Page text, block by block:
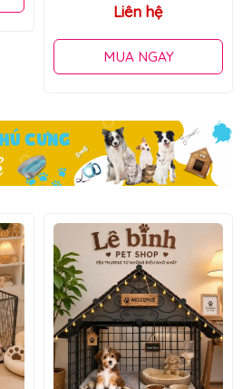
MUA NGAY